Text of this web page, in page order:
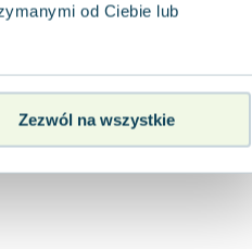
od Ciebie lub
Zezwól na wszystkie